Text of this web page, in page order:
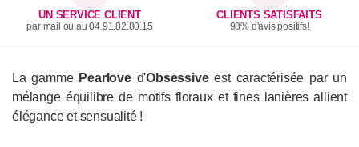
UN SERVICE CLIENT
par mail ou au 04.91.82.80.15
CLIENTS SATISFAITS
98% d'avis positifs!
La gamme Pearloved'Obsessiveest caractérisée par un
mélange équilibre de motifs floraux et fines lanières allient
élégance et sensualité !